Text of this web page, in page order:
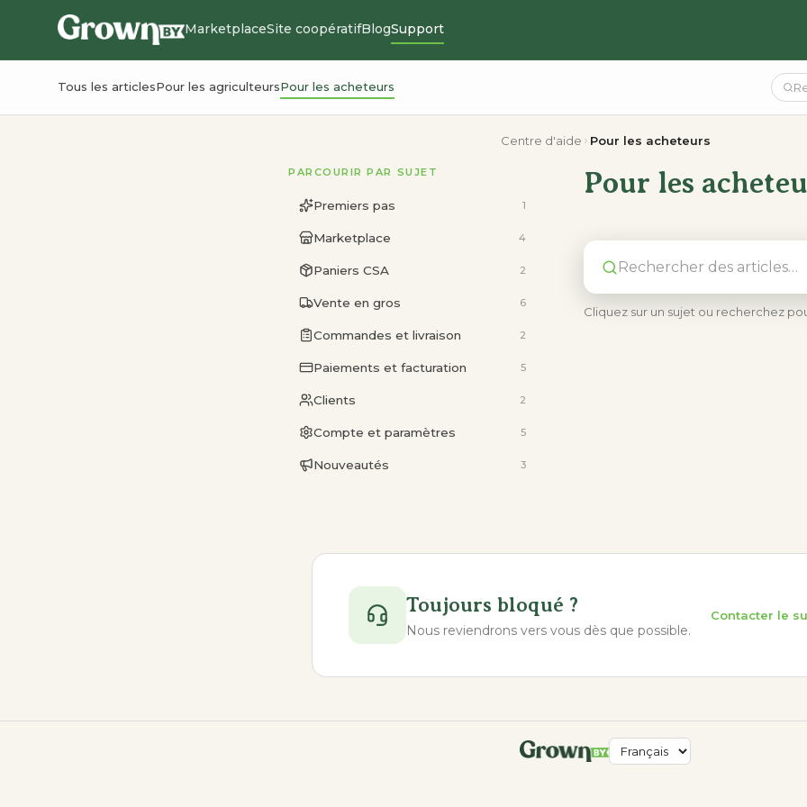
MarketplaceSite coopératifBlogSupport
Tous les articlesPour les agriculteursPour les acheteurs
Centre d'aide Pour les acheteurs
PARCOURIR PAR SUJET
Premiers pas 1
Marketplace 4
Paniers CSA 2
Vente en gros 6
Commandes et livraison 2
Paiements et facturation 5
Clients 2
Compte et paramètres 5
Nouveautés 3
Pour les
Cliquez sur un sujet ou recherchez
Toujours bloqué ?
Nous reviendrons vers vous dès que possible.
Contacter le